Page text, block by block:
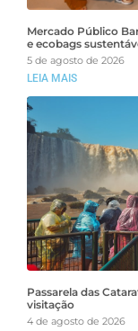
Mercado Público
e ecobags
5 de agosto de 2026
LEIA MAIS
Passarela das
visitação
4 de agosto de 2026